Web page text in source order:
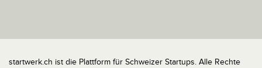
startwerk.ch ist die Plattform für Schweizer Startups. Alle Rechte